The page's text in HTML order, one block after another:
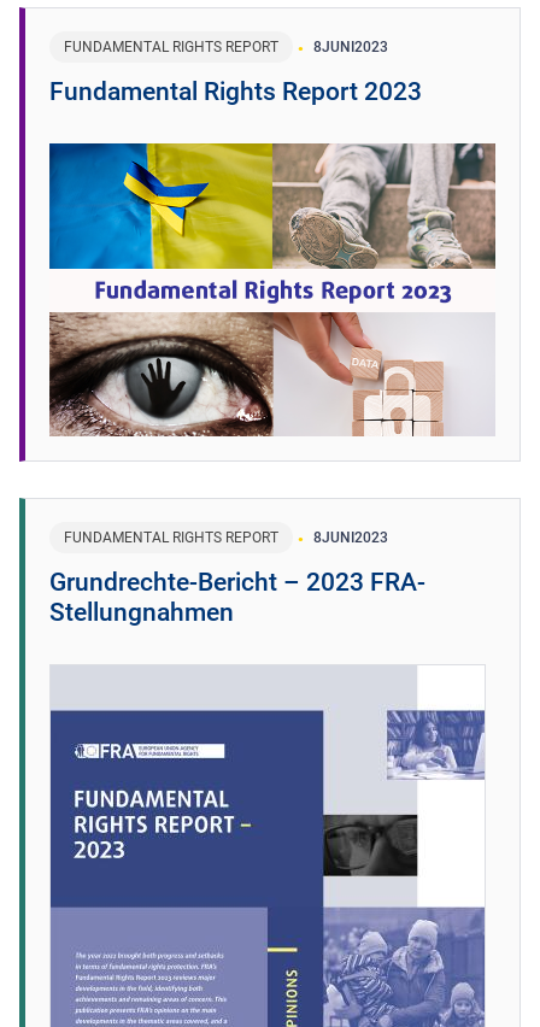
FUNDAMENTAL RIGHTS REPORT 8JUNI 2023
Fundamental Rights Report 2023
FUNDAMENTAL RIGHTS REPORT 8JUNI 2023
Grundrechte-Bericht – 2023 FRA-
Stellungnahmen